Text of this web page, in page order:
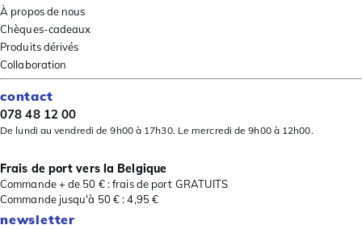
À propos de nous
Chèques-cadeaux
Produits dérivés
Collaboration
contact
078 48 12 00
De lundi au vendredi de 9h00 à 17h30. Le mercredi de 9h00 à 12h00.
Frais de port vers la Belgique
Commande + de 50 € : frais de port GRATUITS
Commande jusqu'à 50 € : 4,95 €
newsletter